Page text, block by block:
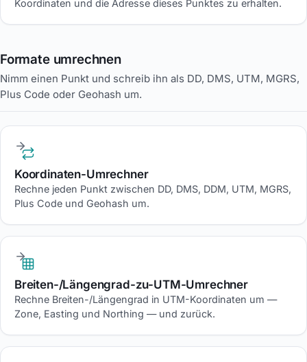
Koordinaten und die Adresse dieses Punktes zu erhalten.
Formate umrechnen
Nimm einen Punkt und schreib ihn als DD, DMS, UTM, MGRS,
Plus Code oder Geohash um.
Koordinaten-Umrechner
Rechne jeden Punkt zwischen DD, DMS, DDM, UTM, MGRS,
Plus Code und Geohash um.
Breiten-/Längengrad-zu-UTM-Umrechner
Rechne Breiten-/Längengrad in UTM-Koordinaten um —
Zone, Easting und Northing — und zurück.